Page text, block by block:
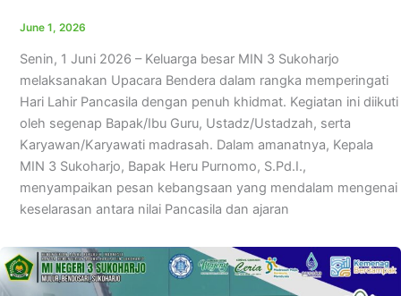
June 1, 2026
Senin, 1 Juni 2026 – Keluarga besar MIN 3 Sukoharjo
melaksanakan Upacara Bendera dalam rangka memperingati
Hari Lahir Pancasila dengan penuh khidmat. Kegiatan ini diikuti
oleh segenap Bapak/Ibu Guru, Ustadz/Ustadzah, serta
Karyawan/Karyawati madrasah. Dalam amanatnya, Kepala
MIN 3 Sukoharjo, Bapak Heru Purnomo, S.Pd.I.,
menyampaikan pesan kebangsaan yang mendalam mengenai
keselarasan antara nilai Pancasila dan ajaran